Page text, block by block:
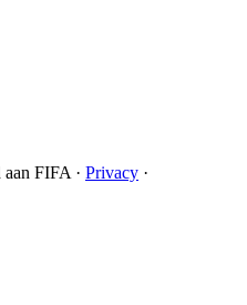
aan FIFA · Privacy ·